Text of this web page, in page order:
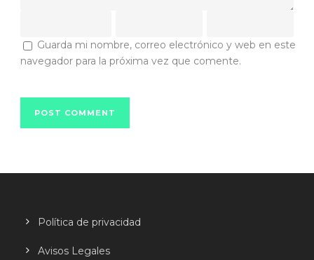
Guarda mi nombre, correo electrónico y web en este
navegador para la próxima vez que comente.
Política de privacidad
Avisos Legales